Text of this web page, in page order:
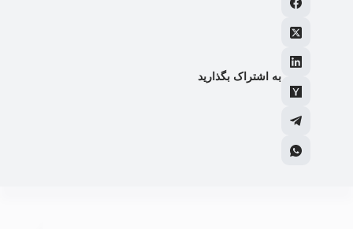
به اشتراک بگذارید